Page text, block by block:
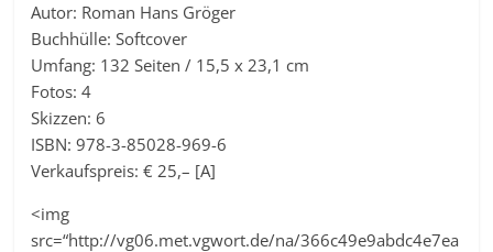
Autor: Roman Hans Gröger
Buchhülle: Softcover
Umfang: 132 Seiten / 15,5 x 23,1 cm
Fotos: 4
Skizzen: 6
ISBN: 978-3-85028-969-6
Verkaufspreis: € 25,– [A]
<img
src=“http://vg06.met.vgwort.de/na/366c49e9abdc4e7ea